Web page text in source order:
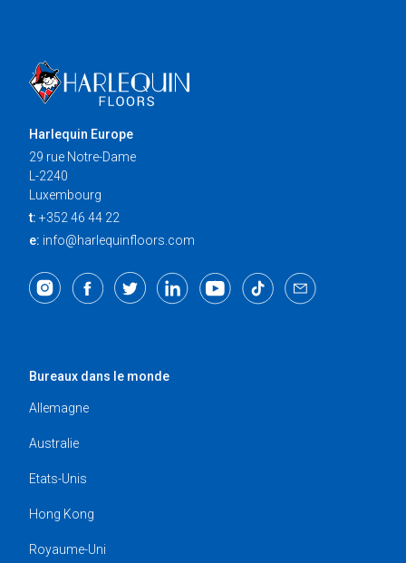
Harlequin Europe
29 rue Notre-Dame
L-2240
Luxembourg
t: +352 46 44 22
e: info@harlequinfloors.com
Bureaux dans le monde
Allemagne
Australie
Etats-Unis
Hong Kong
Royaume-Uni